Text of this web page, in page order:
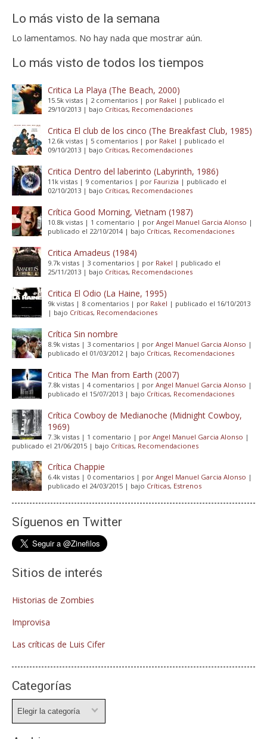
Lo más visto de la semana
Lo lamentamos. No hay nada que mostrar aún.
Lo más visto de todos los tiempos
Critica La Playa (The Beach, 2000)
15.5k vistas | 2 comentarios | por Rakel | publicado el
29/10/2013 | bajo Críticas, Recomendaciones
Critica El club de los cinco (The Breakfast Club, 1985)
12.6k vistas | 5 comentarios | por Rakel | publicado el
09/10/2013 | bajo Críticas, Recomendaciones
Critica Dentro del laberinto (Labyrinth, 1986)
11k vistas | 9 comentarios | por Faurizia | publicado el
02/10/2013 | bajo Críticas, Recomendaciones
Crítica Good Morning, Vietnam (1987)
10.8k vistas | 1 comentario | por Angel Manuel Garcia Alonso |
publicado el 22/10/2014| bajo Críticas, Recomendaciones
Critica Amadeus (1984)
9.7k vistas | 3 comentarios | por Rakel | publicado el
25/11/2013 | bajo Críticas, Recomendaciones
Critica El Odio (La Haine, 1995)
9k vistas | 8 comentarios | por Rakel | publicado el 16/10/2013
| bajo Críticas, Recomendaciones
Crítica Sin nombre
8.9k vistas | 3 comentarios | por Angel Manuel Garcia Alonso |
publicado el 01/03/2012 | bajo Críticas, Recomendaciones
Critica The Man from Earth (2007)
7.8k vistas | 4 comentarios | por Angel Manuel Garcia Alonso |
publicado el 15/07/2013 | bajo Críticas, Recomendaciones
Crítica Cowboy de Medianoche (Midnight Cowboy,
1969)
7.3k vistas | 1 comentario | por Angel Manuel Garcia Alonso |
publicado el 21/06/2015 | bajo Críticas, Recomendaciones
Crítica Chappie
6.4k vistas | 0 comentarios | por Angel Manuel Garcia Alonso |
publicado el 24/03/2015 | bajo Críticas, Estrenos
Síguenos en Twitter
Sitios de interés
Historias de Zombies
Improvisa
Las críticas de Luis Cifer
Categorías